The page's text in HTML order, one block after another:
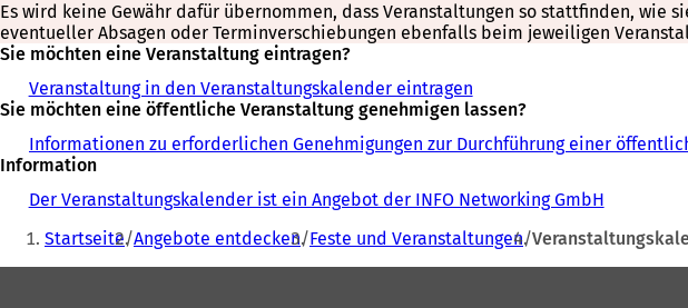
Es wird keine Gewähr dafür übernommen, dass Veranstaltungen so stattfinden,
eventueller Absagen oder Terminverschiebungen ebenfalls beim jeweiligen
Sie möchten eine Veranstaltung eintragen?
Veranstaltung in den Veranstaltungskalender eintragen
Sie möchten eine öffentliche Veranstaltung genehmigen lassen?
Informationen zu erforderlichen Genehmigungen zur Durchführung einer
Information
Der Veranstaltungskalender ist ein Angebot der INFO Networking GmbH
Sie
befinden
Startseite Angebote entdecken Feste und Veranstaltungen